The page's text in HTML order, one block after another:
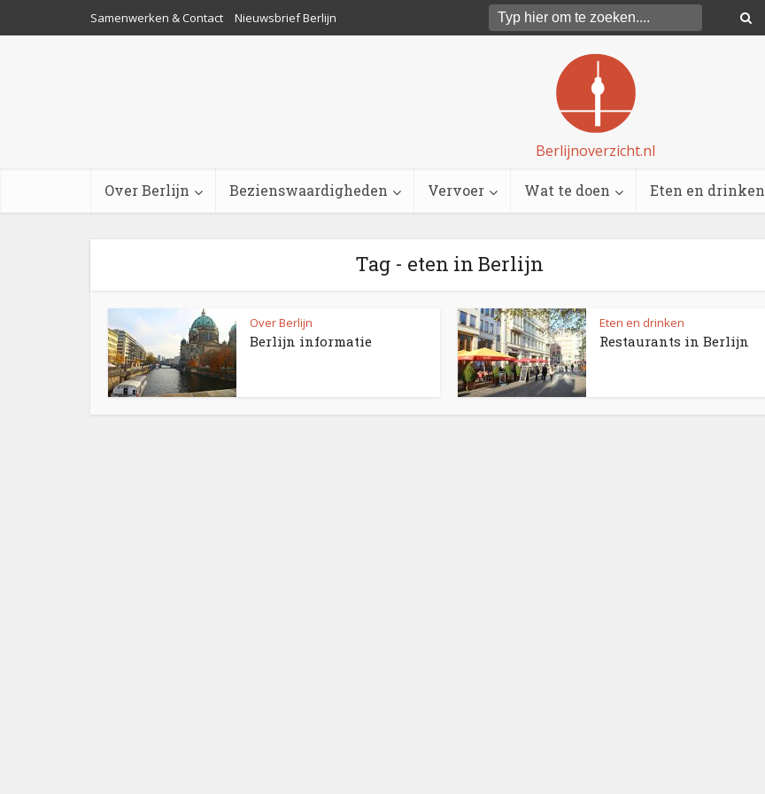
Samenwerken & Contact Nieuwsbrief Berlijn
Berlijnoverzicht.nl
Over Berlijn Bezienswaardigheden Vervoer Wat te doen Eten en drinken
Tag - eten in Berlijn
Over Berlijn
Berlijn informatie
Eten en drinken
Restaurants in Berlijn